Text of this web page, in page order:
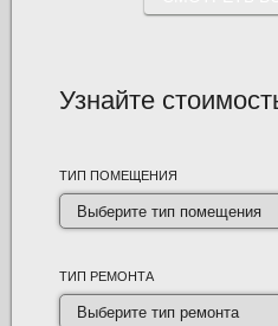
Узнайте
ТИП ПОМЕЩЕНИЯ
ТИП РЕМОНТА